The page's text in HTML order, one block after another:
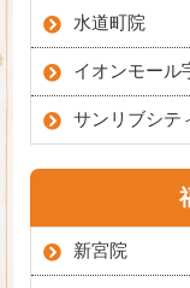
水道町院
イオンモール
サンリブシテ
新宮院